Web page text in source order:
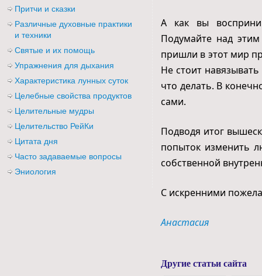
А как вы
Подумайте над
пришли в этот мир
Не стоит
что делать. В
сами.
Подводя итог
попыток изменить
собственной
С искренними
Анастасия
Другие статьи сайта
Притчи и сказки
Различные духовные практики
и техники
Святые и их помощь
Упражнения для дыхания
Характеристика лунных суток
Целебные свойства продуктов
Целительные мудры
Целительство РейКи
Цитата дня
Часто задаваемые вопросы
Эниология